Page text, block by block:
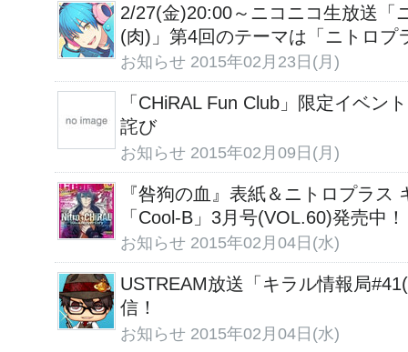
2/27(金)20:00～ニコニコ生放送「
(肉)」第4回のテーマは「ニトロプ
お知らせ 2015年02月23日(月)
「CHiRAL Fun Club」限定イベン
詫び
お知らせ 2015年02月09日(月)
『咎狗の血』表紙＆ニトロプラス
「Cool-B」3月号(VOL.60)発売中！
お知らせ 2015年02月04日(水)
USTREAM放送「キラル情報局
信！
お知らせ 2015年02月04日(水)